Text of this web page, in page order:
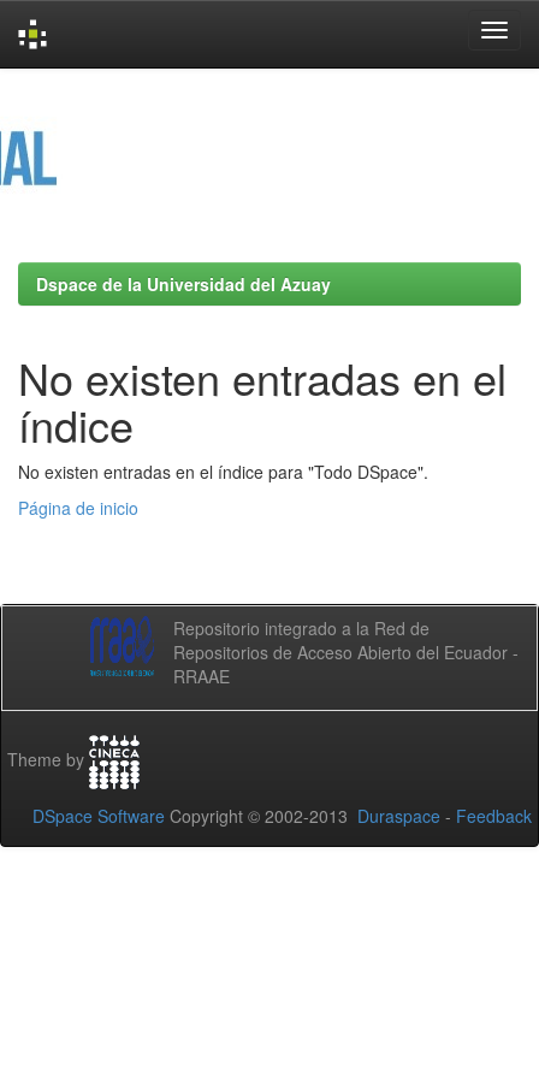
Dspace de la Universidad del Azuay
No existen entradas en el
índice
No existen entradas en el índice para "Todo DSpace".
Página de inicio
Repositorio integrado a la Red de
Repositorios de Acceso Abierto del Ecuador -
RRAAE
Theme by
DSpace Software Copyright © 2002-2013 Duraspace - Feedback